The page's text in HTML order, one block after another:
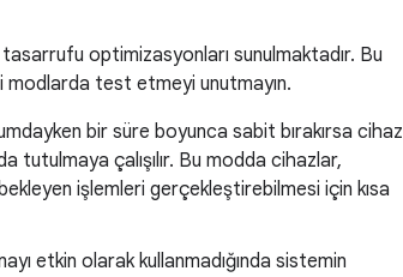
optimizasyonları sunulmaktadır. Bu
modlarda test etmeyi unutmayın.
bir süre boyunca sabit bırakırsa cihaz
tutulmaya çalışılır. Bu modda cihazlar,
işlemleri gerçekleştirebilmesi için kısa
etkin olarak kullanmadığında sistemin